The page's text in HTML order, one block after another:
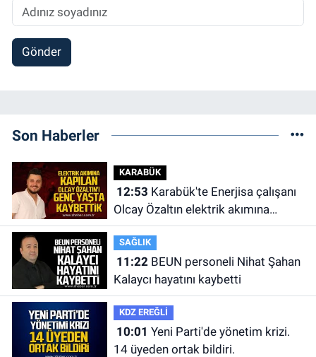
Gönder
Son Haberler
KARABÜK
12:53
Olcay Özaltın elektrik akımına
kapılarak hayatını kaybetti.
SAĞLIK
11:22BEUN personeli Nihat Şahan
Kalaycı hayatını kaybetti
KDZ EREĞLİ
10:01
14 üyeden ortak bildiri.